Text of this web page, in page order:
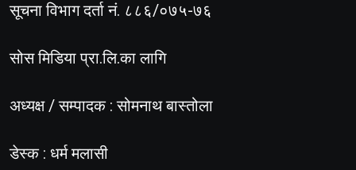
सूचना विभाग दर्ता नं. ८८६/०७५-७६
सोस मिडिया प्रा.लि.का लागि
अध्यक्ष / सम्पादक : सोमनाथ बास्तोला
डेस्क : धर्म मलासी